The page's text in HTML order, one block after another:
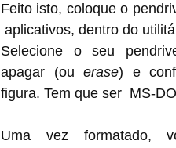
Feito isto, coloque o
aplicativos, dentro do
Selecione o seu
apagar (ou erase) e
figura. Tem que ser MS-
Uma vez formatado,